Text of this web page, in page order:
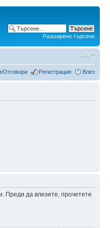
Разширено търсене
Отговори Регистрация Влез
Преди да влезете, прочетете